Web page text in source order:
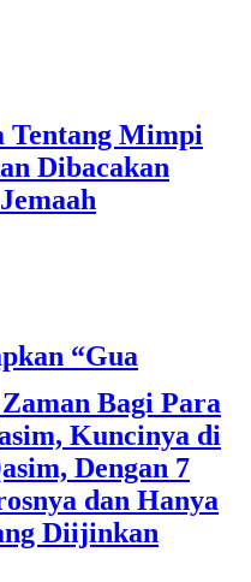
Tentang Mimpi
Dibacakan
Bagi Para
Kuncinya di
Dengan 7
dan Hanya
Diijinkan